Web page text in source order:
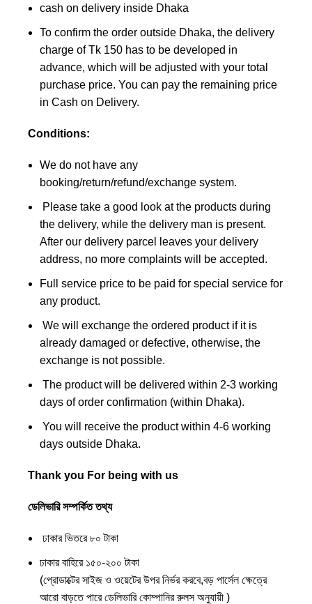
cash on delivery inside Dhaka
To confirm the order outside Dhaka, the delivery
charge of Tk 150 has to be developed in
advance, which will be adjusted with your total
purchase price. You can pay the remaining price
in Cash on Delivery.
Conditions:
We do not have any
booking/return/refund/exchange system.
Please take a good look at the products during
the delivery, while the delivery man is present.
After our delivery parcel leaves your delivery
address, no more complaints will be accepted.
Full service price to be paid for special service for
any product.
We will exchange the ordered product if it is
already damaged or defective, otherwise, the
exchange is not possible.
The product will be delivered within 2-3 working
days of order confirmation (within Dhaka).
You will receive the product within 4-6 working
days outside Dhaka.
Thank you For being with us
ডেলিভারি সম্পর্কিত তথ্য
ঢাকার ভিতরে ৮০ টাকা
ঢাকার বাহিরে ১৫০-২০০ টাকা
(প্রোডাক্টের সাইজ ও ওয়েটের উপর নির্ভর করবে,বড় পার্সেল ক্ষেত্রে
আরো বাড়তে পারে ডেলিভারি কোম্পানির রুলস অনুযায়ী )